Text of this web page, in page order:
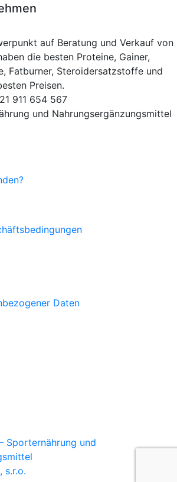
auf Beratung und Verkauf von
die besten Proteine, Gainer,
Fatburner, Steroidersatzstoffe und
Preisen.
911 654 567
und Nahrungsergänzungsmittel
Daten
Sporternährung und
s.r.o.